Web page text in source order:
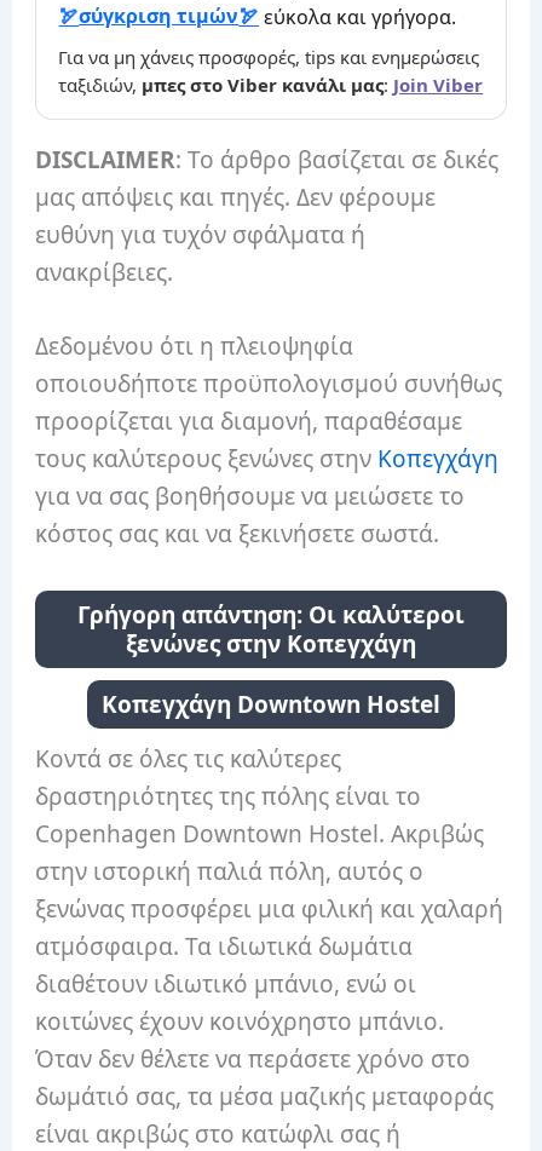
σύγκριση τιμών
εύκολα και γρήγορα.
Για να μη χάνεις προσφορές, tips και ενημερώσεις
ταξιδιών, μπες στο Viber κανάλι μας: Join Viber
DISCLAIMER: Το άρθρο βασίζεται σε δικές
μας απόψεις και πηγές. Δεν φέρουμε
ευθύνη για τυχόν σφάλματα ή
ανακρίβειες.
Δεδομένου ότι η πλειοψηφία
οποιουδήποτε προϋπολογισμού συνήθως
προορίζεται για διαμονή, παραθέσαμε
τους καλύτερους ξενώνες στην Κοπεγχάγη
για να σας βοηθήσουμε να μειώσετε το
κόστος σας και να ξεκινήσετε σωστά.
Γρήγορη απάντηση: Οι καλύτεροι
ξενώνες στην Κοπεγχάγη
Κοπεγχάγη Downtown Hostel
Κοντά σε όλες τις καλύτερες
δραστηριότητες της πόλης είναι το
Copenhagen Downtown Hostel. Ακριβώς
στην ιστορική παλιά πόλη, αυτός ο
ξενώνας προσφέρει μια φιλική και χαλαρή
ατμόσφαιρα. Τα ιδιωτικά δωμάτια
διαθέτουν ιδιωτικό μπάνιο, ενώ οι
κοιτώνες έχουν κοινόχρηστο μπάνιο.
Όταν δεν θέλετε να περάσετε χρόνο στο
δωμάτιό σας, τα μέσα μαζικής μεταφοράς
είναι ακριβώς στο κατώφλι σας ή